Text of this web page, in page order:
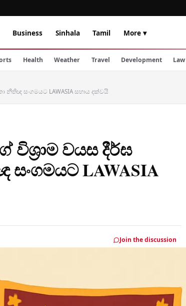
Business Sinhala Tamil More ▾
Health Weather Travel Development Law
නීතිඥ සංගමයට LAWASIA සහාය දක්වයි
වයස දීර්ඝ
LAWASIA
Join the discussion